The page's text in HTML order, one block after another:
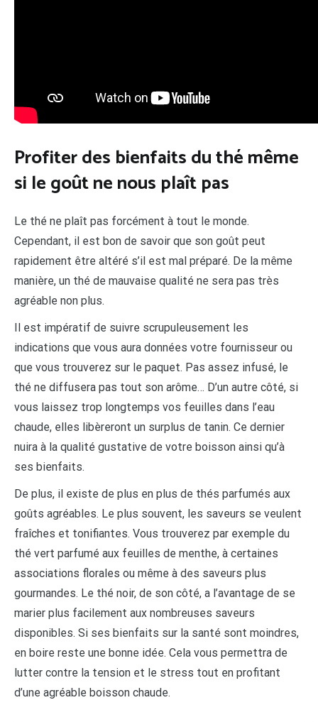
Profiter des bienfaits du thé même
si le goût ne nous plaît pas
Le thé ne plaît pas forcément à tout le monde.
Cependant, il est bon de savoir que son goût peut
rapidement être altéré s’il est mal préparé. De la même
manière, un thé de mauvaise qualité ne sera pas très
agréable non plus.
Il est impératif de suivre scrupuleusement les
indications que vous aura données votre fournisseur ou
que vous trouverez sur le paquet. Pas assez infusé, le
thé ne diffusera pas tout son arôme… D’un autre côté, si
vous laissez trop longtemps vos feuilles dans l’eau
chaude, elles libèreront un surplus de tanin. Ce dernier
nuira à la qualité gustative de votre boisson ainsi qu’à
ses bienfaits.
De plus, il existe de plus en plus de thés parfumés aux
goûts agréables. Le plus souvent, les saveurs se veulent
fraîches et tonifiantes. Vous trouverez par exemple du
thé vert parfumé aux feuilles de menthe, à certaines
associations florales ou même à des saveurs plus
gourmandes. Le thé noir, de son côté, a l’avantage de se
marier plus facilement aux nombreuses saveurs
disponibles. Si ses bienfaits sur la santé sont moindres,
en boire reste une bonne idée. Cela vous permettra de
lutter contre la tension et le stress tout en profitant
d’une agréable boisson chaude.